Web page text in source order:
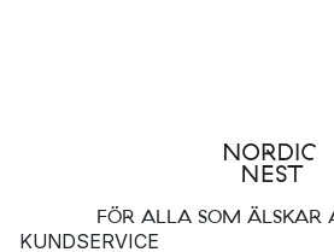
alternativ som kombinerar funktion
en skulptural vas eller eleganta
som blir långvariga minnen.
FÖR ALLA SOM ÄLSKAR
KUNDSERVICE